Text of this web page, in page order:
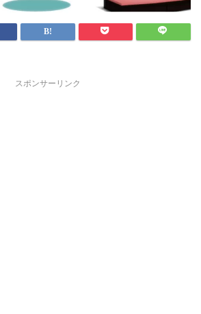
スポンサーリンク